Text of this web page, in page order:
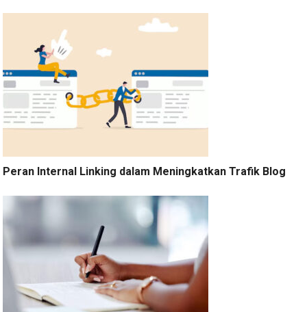
Peran Internal Linking dalam Meningkatkan Trafik Blog